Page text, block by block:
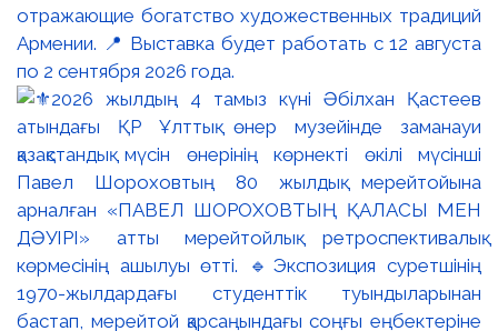
отражающие богатство художественных традиций
Армении. 📍 Выставка будет работать с 12 августа
по 2 сентября 2026 года.